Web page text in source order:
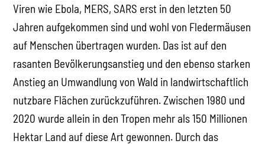
Viren wie Ebola, MERS, SARS erst in den letzten 50
Jahren aufgekommen sind und wohl von Fledermäusen
auf Menschen übertragen wurden. Das ist auf den
rasanten Bevölkerungsanstieg und den ebenso starken
Anstieg an Umwandlung von Wald in landwirtschaftlich
nutzbare Flächen zurückzuführen. Zwischen 1980 und
2020 wurde allein in den Tropen mehr als 150 Millionen
Hektar Land auf diese Art gewonnen. Durch das